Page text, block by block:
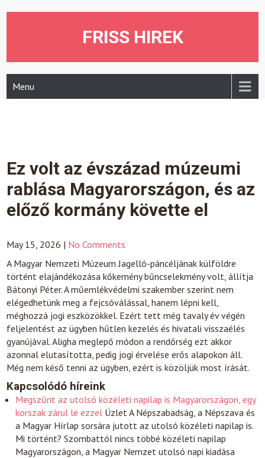
FRISS HIREK
Menu
Ez volt az évszázad múzeumi
rablása Magyarországon, és az
előző kormány követte el
May 15, 2026 | No Comments
A Magyar Nemzeti Múzeum Jagelló-páncéljának külföldre
történt elajándékozása kőkemény bűncselekmény volt, állítja
Bátonyi Péter. A műemlékvédelmi szakember szerint nem
elégedhetünk meg a fejcsóválással, hanem lépni kell,
méghozzá jogi eszközökkel. Ezért tett még tavaly év végén
feljelentést az ügyben hűtlen kezelés és hivatali visszaélés
gyanújával. Aligha meglepő módon a rendőrség ezt akkor
azonnal elutasította, pedig jogi érvelése erős alapokon áll.
Még nem késő tenni az ügyben, ezért is közöljük most írását.
Kapcsolódó híreink
Megszűnt az utolsó közéleti napilap is Magyarországon, egy
korszak zárul le ezzel ÜzletA Népszabadság, a Népszava és
a Magyar Hírlap sorsára jutott az utolsó közéleti napilap is.
Mi történt? Szombattól nincs többé közéleti napilap
Magyarországon, a Magyar Nemzet utolsó napi kiadása